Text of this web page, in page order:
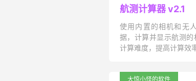
航测计算器 v2.1
使用内置的相机和无
据，计算并显示航测
计算难度，提高计算效
大惊小怪的软件